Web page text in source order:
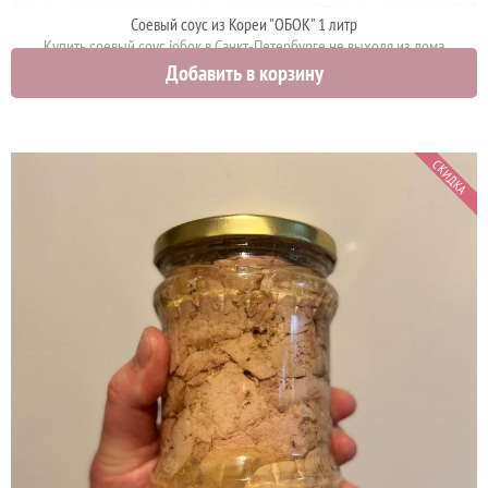
Соевый соус из Кореи "ОБОК" 1 литр
Купить соевый соус iобок в Санкт-Петербурге не выходя из дома
1000 руб.
Добавить в корзину
СКИДКА